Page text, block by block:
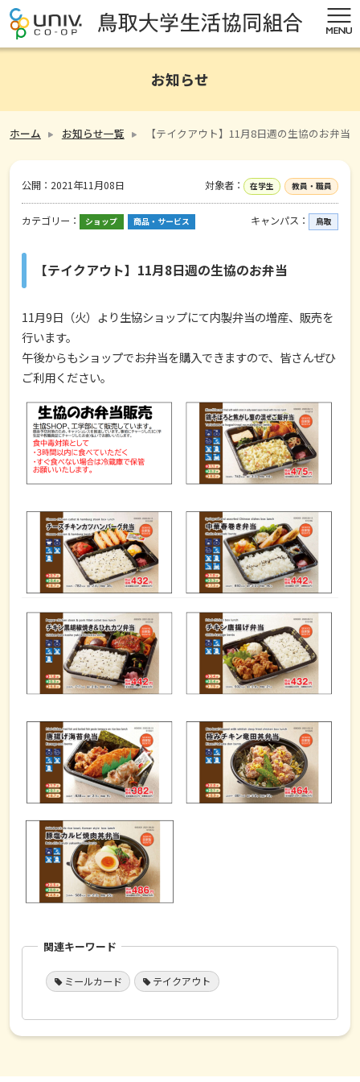
お知らせ
ホーム お知らせ一覧 【テイクアウト】11月8日週の生協のお弁当
公開： 2021年11月08日 対象者： 在学生 教員・職員
カテゴリー： ショップ 商品・サービス キャンパス： 鳥取
【テイクアウト】11月8日週の生協のお弁当
11月9日（火）より生協ショップにて内製弁当の増産、販売を
行います。
午後からもショップでお弁当を購入できますので、皆さんぜひ
ご利用ください。
関連キーワード
ミールカード テイクアウト